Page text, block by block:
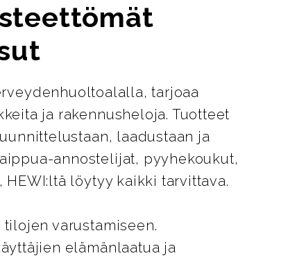
tarjoaa
ja rakennusheloja. Tuotteet
laadustaan ja
annostelijat, pyyhekoukut,
löytyy kaikki tarvittava.
varustamiseen.
elämänlaatua ja